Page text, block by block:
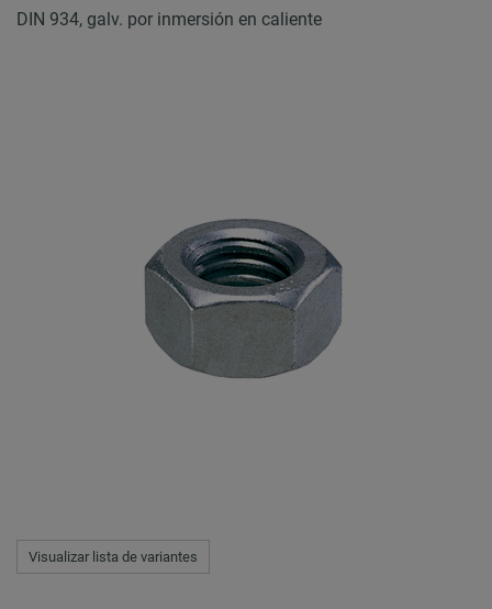
DIN 934, galv. por inmersión en caliente
Visualizar lista de variantes